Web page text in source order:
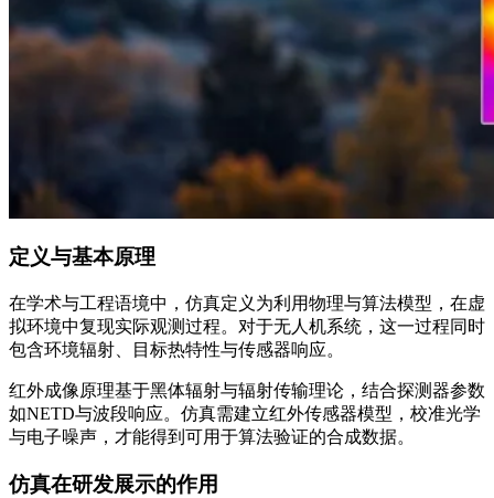
定义与基本原理
在学术与工程语境中，仿真定义为利用物理与算法模型，在虚
拟环境中复现实际观测过程。对于无人机系统，这一过程同时
包含环境辐射、目标热特性与传感器响应。
红外成像原理基于黑体辐射与辐射传输理论，结合探测器参数
如NETD与波段响应。仿真需建立红外传感器模型，校准光学
与电子噪声，才能得到可用于算法验证的合成数据。
仿真在研发展示的作用